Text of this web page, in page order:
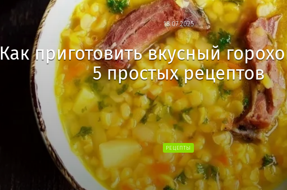
18.07.2025
18.07.2025
Как приготовить вкусный
5 простых рецептов
РЕЦЕПТЫ